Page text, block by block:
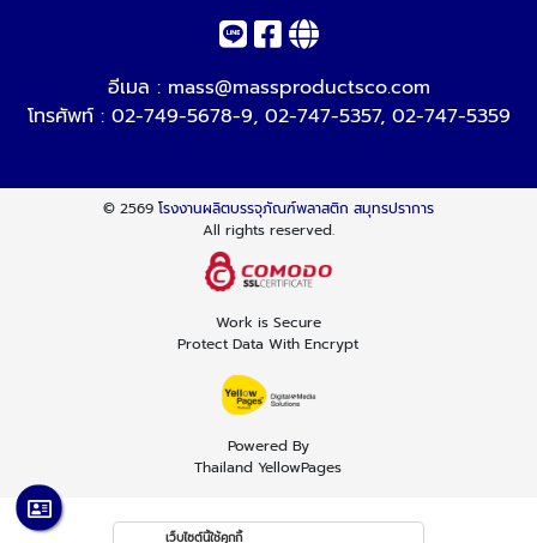
อีเมล : mass@massproductsco.com
โทรศัพท์ : 02-749-5678-9, 02-747-5357, 02-747-5359
© 2569 โรงงานผลิตบรรจุภัณฑ์พลาสติก สมุทรปราการ
All rights reserved.
Work is Secure
Protect Data With Encrypt
Powered By
Thailand YellowPages
เว็บไซต์นี้ใช้คุกกี้